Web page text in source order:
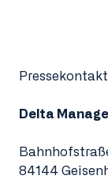
Pressekontakt
Delta
84144